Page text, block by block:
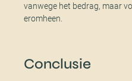
vanwege het bedrag, maar
eromheen.
Conclusie